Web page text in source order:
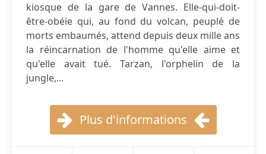
kiosque de la gare de Vannes. Elle-qui-doit-
être-obéie qui, au fond du volcan, peuplé de
morts embaumés, attend depuis deux mille ans
la réincarnation de l'homme qu'elle aime et
qu'elle avait tué. Tarzan, l'orphelin de la
jungle,...
Plus d'informations